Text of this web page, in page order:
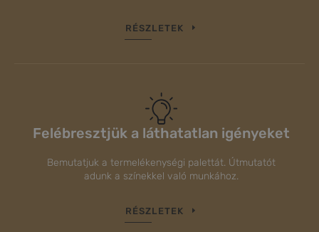
RÉSZLETEK
Felébresztjük a láthatatlan igényeket
Bemutatjuk a termelékenységi palettát. Útmutatót
adunk a színekkel való munkához.
RÉSZLETEK